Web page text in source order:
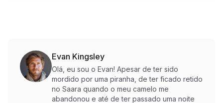
Evan Kingsley
Olá, eu sou o Evan! Apesar de ter sido
mordido por uma piranha, de ter ficado retido
no Saara quando o meu camelo me
abandonou e até de ter passado uma noite